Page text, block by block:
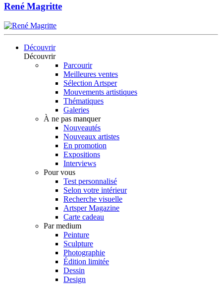
René Magritte
Découvrir
Découvrir
Parcourir
Meilleures ventes
Sélection Artsper
Mouvements artistiques
Thématiques
Galeries
À ne pas manquer
Nouveautés
Nouveaux artistes
En promotion
Expositions
Interviews
Pour vous
Test personnalisé
Selon votre intérieur
Recherche visuelle
Artsper Magazine
Carte cadeau
Par medium
Peinture
Sculpture
Photographie
Édition limitée
Dessin
Design